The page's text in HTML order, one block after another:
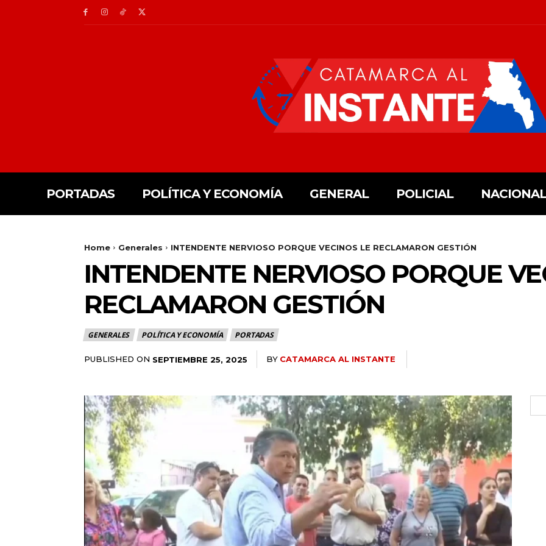
PORTADAS POLÍTICA Y ECONOMÍA GENERAL POLICIAL
Home Generales INTENDENTE NERVIOSO PORQUE VECINOS LE RECLAMARON GESTIÓN
INTENDENTE NERVIOSO PORQUE
RECLAMARON GESTIÓN
GENERALES POLÍTICA Y ECONOMÍA PORTADAS
PUBLISHED ON SEPTIEMBRE 25, 2025 BY CATAMARCA AL INSTANTE